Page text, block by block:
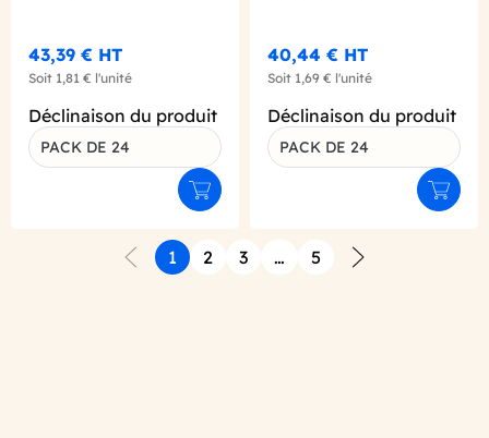
ALU 330ML X24
43,39 € HT
Soit 1,81 € l'unité
Déclinaison du produit
PACK DE 24
Ajouter au panier
40,44 € HT
Soit 1,69 € l'unité
Déclinaison du produit
PACK DE 24
Précédent
1 2 3 …
5